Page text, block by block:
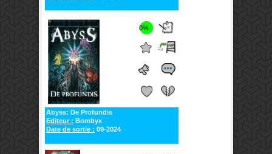
0%
Abyss: De Profundis
Editeur : Bombyx
Date de sortie : 09-2024